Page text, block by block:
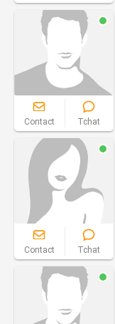
Contact Tchat
Contact Tchat